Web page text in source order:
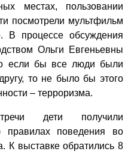
местах, пользовании
посмотрели мультфильм
В процессе обсуждения
Ольги Евгеньевны
если бы все люди были
то не было бы этого
– терроризма.
дети получили
правилах поведения во
К выставке обратились 8